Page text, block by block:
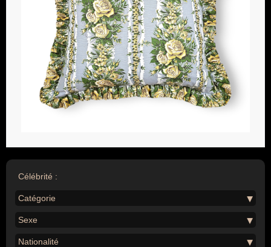
Célébrité :
Catégorie
Sexe
Nationalité